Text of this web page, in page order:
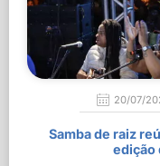
20/07/
Samba de raiz
edição